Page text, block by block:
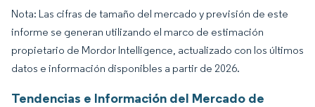
Nota: Las cifras de tamaño del mercado y previsión de este
informe se generan utilizando el marco de estimación
propietario de Mordor Intelligence, actualizado con los últimos
datos e información disponibles a partir de 2026.
Tendencias e Información del Mercado de